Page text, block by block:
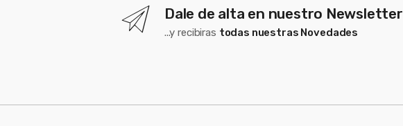
Dale de alta en nuestro Newsletter
...y recibiras todas nuestras Novedades